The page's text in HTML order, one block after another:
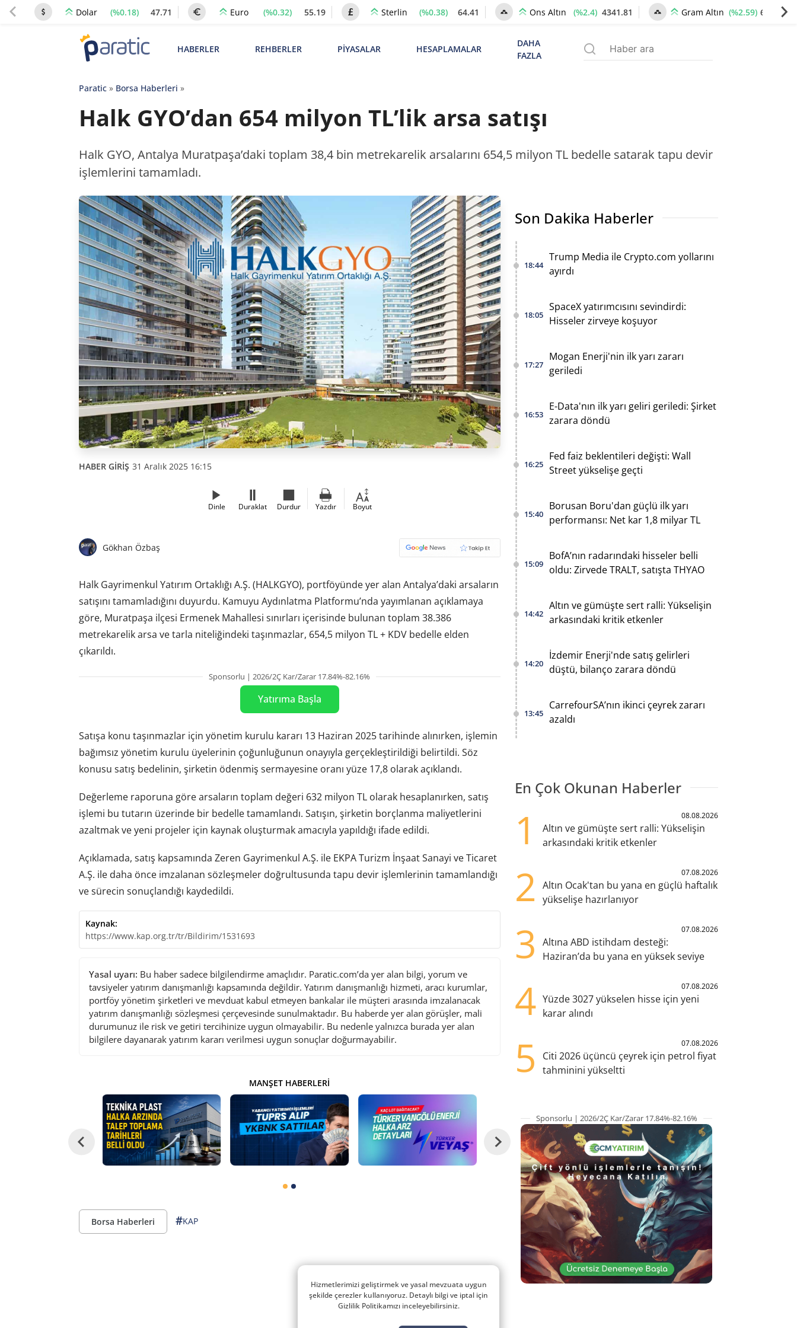
Dolar (%0.18) 47.71 Euro (%0.32) 55.19 Sterlin (%0.38) 64.41 Ons Altın (%2.4) 4341.81 Gram Altın (%2.59) 6660.55
HABERLER REHBERLER PİYASALAR HESAPLAMALAR
DAHA
FAZLA
Paratic» Borsa Haberleri »
Halk GYO’dan 654 milyon TL’lik arsa satışı
Halk GYO, Antalya Muratpaşa’daki toplam 38,4 bin metrekarelik arsalarını 654,5 milyon TL bedelle satarak tapu devir
işlemlerini tamamladı.
HABER GİRİŞ 31 Aralık 2025 16:15
Dinle Duraklat Durdur Yazdır Boyut
Gökhan Özbaş
Halk Gayrimenkul Yatırım Ortaklığı A.Ş. (HALKGYO), portföyünde yer alan Antalya’daki arsaların
satışını tamamladığını duyurdu. Kamuyu Aydınlatma Platformu’nda yayımlanan açıklamaya
göre, Muratpaşa ilçesi Ermenek Mahallesi sınırları içerisinde bulunan toplam 38.386
metrekarelik arsa ve tarla niteliğindeki taşınmazlar, 654,5 milyon TL + KDV bedelle elden
çıkarıldı.
Sponsorlu | 2026/2Ç Kar/Zarar 17.84%-82.16%
Yatırıma Başla
Satışa konu taşınmazlar için yönetim kurulu kararı 13 Haziran 2025 tarihinde alınırken, işlemin
bağımsız yönetim kurulu üyelerinin çoğunluğunun onayıyla gerçekleştirildiği belirtildi. Söz
konusu satış bedelinin, şirketin ödenmiş sermayesine oranı yüze 17,8 olarak açıklandı.
Değerleme raporuna göre arsaların toplam değeri 632 milyon TL olarak hesaplanırken, satış
işlemi bu tutarın üzerinde bir bedelle tamamlandı. Satışın, şirketin borçlanma maliyetlerini
azaltmak ve yeni projeler için kaynak oluşturmak amacıyla yapıldığı ifade edildi.
Açıklamada, satış kapsamında Zeren Gayrimenkul A.Ş. ile EKPA Turizm İnşaat Sanayi ve Ticaret
A.Ş. ile daha önce imzalanan sözleşmeler doğrultusunda tapu devir işlemlerinin tamamlandığı
ve sürecin sonuçlandığı kaydedildi.
Kaynak:
https://www.kap.org.tr/tr/Bildirim/1531693
Yasal uyarı: Bu haber sadece bilgilendirme amaçlıdır. Paratic.com’da yer alan bilgi, yorum ve
tavsiyeler yatırım danışmanlığı kapsamında değildir. Yatırım danışmanlığı hizmeti, aracı kurumlar,
portföy yönetim şirketleri ve mevduat kabul etmeyen bankalar ile müşteri arasında imzalanacak
yatırım danışmanlığı sözleşmesi çerçevesinde sunulmaktadır. Bu haberde yer alan görüşler, mali
durumunuz ile risk ve getiri tercihinize uygun olmayabilir. Bu nedenle yalnızca burada yer alan
bilgilere dayanarak yatırım kararı verilmesi uygun sonuçlar doğurmayabilir.
MANŞET HABERLERI
Borsa Haberleri #KAP
Son Dakika Haberler
18:44
Trump Media ile Crypto.com yollarını
ayırdı
18:05
SpaceX yatırımcısını sevindirdi:
Hisseler zirveye koşuyor
17:27
Mogan Enerji'nin ilk yarı zararı
geriledi
16:53
E-Data'nın ilk yarı geliri geriledi: Şirket
zarara döndü
16:25
Fed faiz beklentileri değişti: Wall
Street yükselişe geçti
15:40
Borusan Boru'dan güçlü ilk yarı
performansı: Net kar 1,8 milyar TL
15:09
BofA’nın radarındaki hisseler belli
oldu: Zirvede TRALT, satışta THYAO
14:42
Altın ve gümüşte sert ralli: Yükselişin
arkasındaki kritik etkenler
14:20
İzdemir Enerji'nde satış gelirleri
düştü, bilanço zarara döndü
13:45
CarrefourSA’nın ikinci çeyrek zararı
azaldı
En Çok Okunan Haberler
1 08.08.2026
Altın ve gümüşte sert ralli: Yükselişin
arkasındaki kritik etkenler
2 07.08.2026
Altın Ocak'tan bu yana en güçlü haftalık
yükselişe hazırlanıyor
3 07.08.2026
Altına ABD istihdam desteği:
Haziran’da bu yana en yüksek seviye
4 07.08.2026
Yüzde 3027 yükselen hisse için yeni
karar alındı
5 07.08.2026
Citi 2026 üçüncü çeyrek için petrol fiyat
tahminini yükseltti
Sponsorlu | 2026/2Ç Kar/Zarar 17.84%-82.16%
Hizmetlerimizi geliştirmek ve yasal mevzuata uygun
şekilde çerezler kullanıyoruz. Detaylı bilgi ve iptal için
Gizlilik Politikamızı inceleyebilirsiniz.